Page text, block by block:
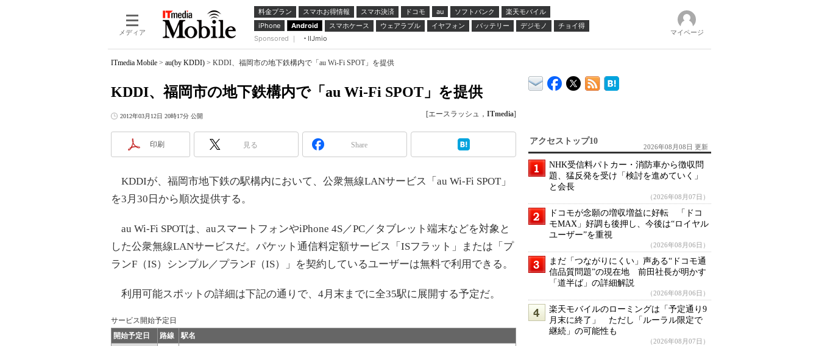
メディア
料金プラン スマホお得情報 スマホ決済 ドコモ au ソフトバンク
楽天モバイル
iPhone
Android スマホケース ウェアラブル イヤフォン バッテリー デジモノ
チョイ得
Sponsored ｜
IIJmio
マイページ
ITmedia Mobile > au(by KDDI) > KDDI、福岡市の地下鉄構内で「au Wi-Fi SPOT」を提供
KDDI、福岡市の地下鉄構内で「au Wi-Fi SPOT」を提供
2012年03月12日 20時17分 公開 [エースラッシュ， ITmedia]
印刷 見る Share
KDDIが、福岡市地下鉄の駅構内において、公衆無線LANサービス「au Wi-Fi SPOT」
を3月30日から順次提供する。
au Wi-Fi SPOTは、auスマートフォンやiPhone 4S／PC／タブレット端末などを対象と
した公衆無線LANサービスだ。パケット通信料定額サービス「ISフラット」または「プ
ランF（IS）シンプル／プランF（IS）」を契約しているユーザーは無料で利用できる。
利用可能スポットの詳細は下記の通りで、4月末までに全35駅に展開する予定だ。
サービス開始予定日
開始予定日
路線 駅名
アクセストップ10
2026年08月08日 更新
NHK受信料パトカー・消防車から徴収問
題、猛反発を受け「検討を進めていく」
と会長
（2026年08月07日）
ドコモが念願の増収増益に好転 「ドコ
モMAX」好調も後押し、今後は“ロイヤル
ユーザー”を重視
（2026年08月06日）
まだ「つながりにくい」声ある“ドコモ通
信品質問題”の現在地 前田社長が明かす
「道半ば」の詳細解説
（2026年08月06日）
楽天モバイルのローミングは「予定通り9
月末に終了」 ただし「ルーラル限定で
継続」の可能性も
（2026年08月07日）